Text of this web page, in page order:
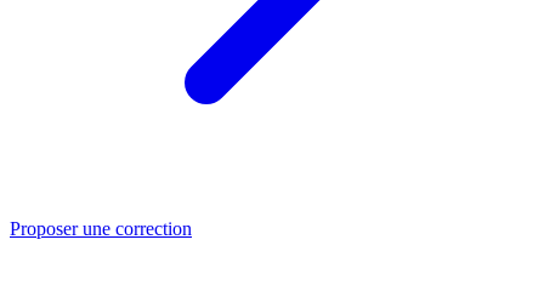
Proposer une correction